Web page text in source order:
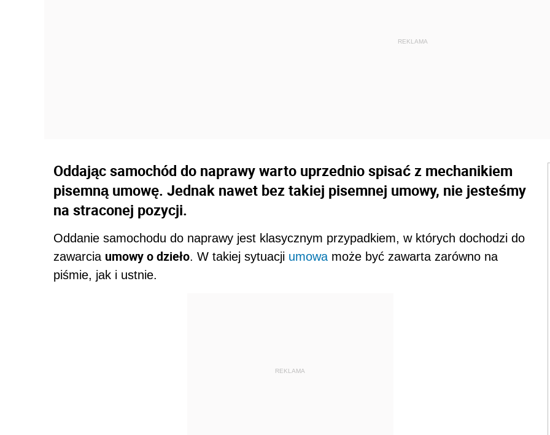
Oddając samochód do naprawy warto uprzednio spisać z mechanikiem
pisemną umowę. Jednak nawet bez takiej pisemnej umowy, nie jesteśmy
na straconej pozycji.
Oddanie samochodu do naprawy jest klasycznym przypadkiem, w których dochodzi do
zawarcia umowy o dzieło. W takiej sytuacji umowa może być zawarta zarówno na
piśmie, jak i ustnie.
REKLAMA